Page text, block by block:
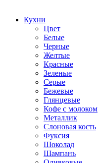
Кухни
Цвет
Белые
Черные
Желтые
Красные
Зеленые
Серые
Бежевые
Глянцевые
Кофе с молоком
Металлик
Слоновая кость
Фуксия
Шоколад
Шампань